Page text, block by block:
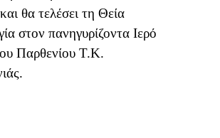
θα τελέσει τη Θεία
στον πανηγυρίζοντα Ιερό
Παρθενίου Τ.Κ.